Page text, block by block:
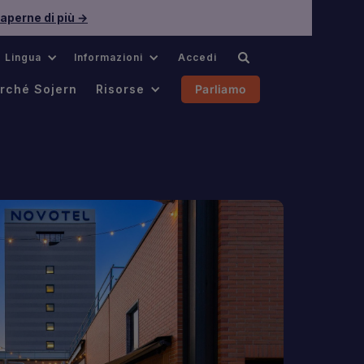
di più →
Lingua Informazioni Accedi
Sojern Risorse Parliamo